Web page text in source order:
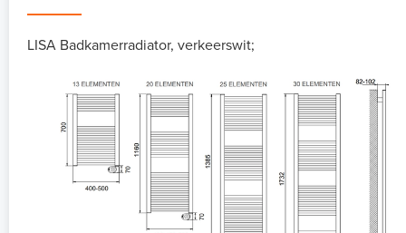
LISA Badkamerradiator, verkeerswit;